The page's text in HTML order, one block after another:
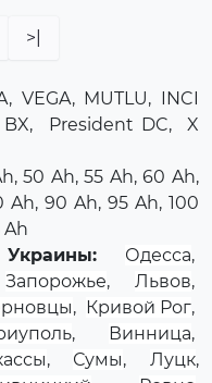
>|
, VEGA, MUTLU, INCI
BX, President DC,X
50 Ah, 55 Ah, 60 Ah,
Ah, 90 Ah, 95 Ah, 100
Ah
Украины:
Одесса,
Запорожье, Львов,
, Кривой Рог,
, Винница,
, Сумы, Луцк,